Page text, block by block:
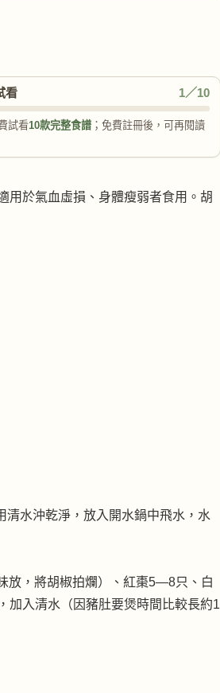
看 1／10
試看10款完整食譜 ；免費註冊後，可再閱讀
用於氣血虛損、身體瘦弱者食用。胡
清水沖乾淨，放入開水鍋中飛水，水
放，將胡椒拍爛）、紅棗5—8只、白
加入清水（因豬肚要煲時間比較長約1